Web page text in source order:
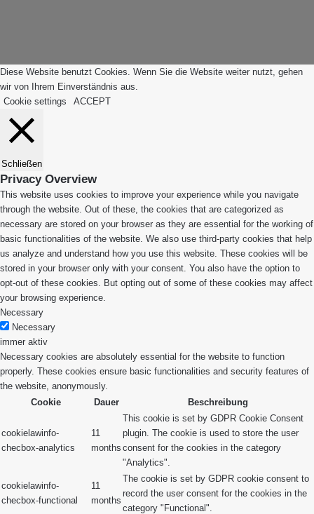
Diese Website benutzt Cookies. Wenn Sie die Website weiter nutzt, gehen
wir von Ihrem Einverständnis aus.
Cookie settings
ACCEPT
Schließen
Privacy Overview
This website uses cookies to improve your experience while you navigate
through the website. Out of these, the cookies that are categorized as
necessary are stored on your browser as they are essential for the working of
basic functionalities of the website. We also use third-party cookies that help
us analyze and understand how you use this website. These cookies will be
stored in your browser only with your consent. You also have the option to
opt-out of these cookies. But opting out of some of these cookies may affect
your browsing experience.
Necessary
Necessary
immer aktiv
Necessary cookies are absolutely essential for the website to function
properly. These cookies ensure basic functionalities and security features of
the website, anonymously.
Cookie
Dauer Beschreibung
cookielawinfo-
checbox-analytics
11
months
This cookie is set by GDPR Cookie Consent
plugin. The cookie is used to store the user
consent for the cookies in the category
"Analytics".
cookielawinfo-
checbox-functional
11
months
The cookie is set by GDPR cookie consent to
record the user consent for the cookies in the
category "Functional".